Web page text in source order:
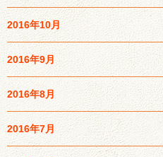
2016年10月
2016年9月
2016年8月
2016年7月